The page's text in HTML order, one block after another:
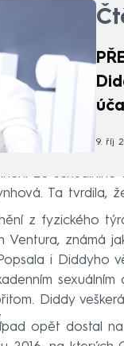
9. říj
ze
Ta tvrdila,
z fyzického
Ventura, známá
i Diddyho
Diddy
opět dostal